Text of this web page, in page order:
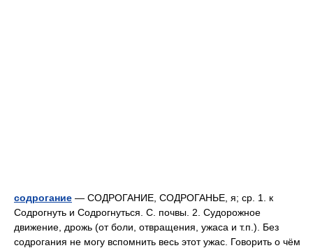
содрогание — СОДРОГАНИЕ, СОДРОГАНЬЕ, я; ср. 1. к
Содрогнуть и Содрогнуться. С. почвы. 2. Судорожное
движение, дрожь (от боли, отвращения, ужаса и т.п.). Без
содрогания не могу вспомнить весь этот ужас. Говорить о чём